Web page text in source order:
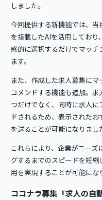
しました。
今回提供する新機能では、
を搭載したAIを活用してお
感的に選択するだけでマッ
ます。
また、作成した求人募集に
コメンドする機能も追加。
つだけでなく、同時に求人
ドされるため、表示された
を送ることが可能になりまし
これらにより、企業がニー
グするまでのスピードを短
用を実現することが可能にな
ココナラ募集『求人の自